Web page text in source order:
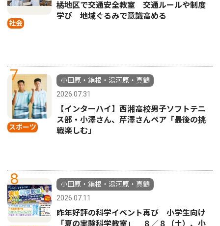
社会
橘地区で交通安全教室 交通ルールや制度
学び 地域ぐるみで意識高める
7
スポーツ
小田原・箱根・湯河原・真鶴
2026.07.31
【インターハイ】西湘高校男子ソフトテニ
ス部・小澤さん、芹澤さんペア「最後の挑
戦楽しむ」
8
小田原・箱根・湯河原・真鶴
2026.07.11
昨年好評の科学イベント再び 小学生向け
「夏の実験科学教室」 ８／８（土）、小